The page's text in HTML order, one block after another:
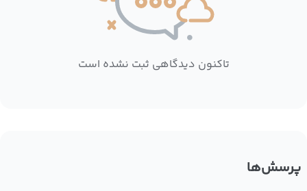
تاکنون دیدگاهی ثبت نشده است
پرسش‌ها